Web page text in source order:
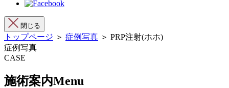
閉じる
トップページ ＞ 症例写真 ＞ PRP注射(ホホ)
症例写真
CASE
施術案内Menu